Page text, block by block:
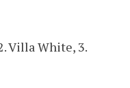
Villa White, 3.